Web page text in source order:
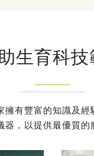
生育科技
擁有豐富的知識及經
器，以提供最優質的